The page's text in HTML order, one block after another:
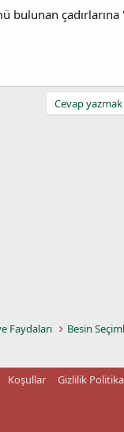
çadırlarına
Cevap
Faydaları
Besin
Koşullar Gizlilik